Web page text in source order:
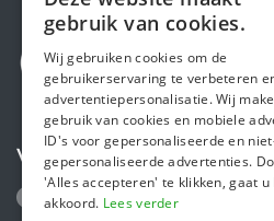
Volg ons
gebruik van cookies.
Wij gebruiken cookies om de
gebruikerservaring te verbeteren
advertentiepersonalisatie. Wij
gebruik van cookies en mobiele
ID's voor gepersonaliseerde en
gepersonaliseerde advertenties.
'Alles accepteren' te klikken, gaat u
akkoord. Lees verder